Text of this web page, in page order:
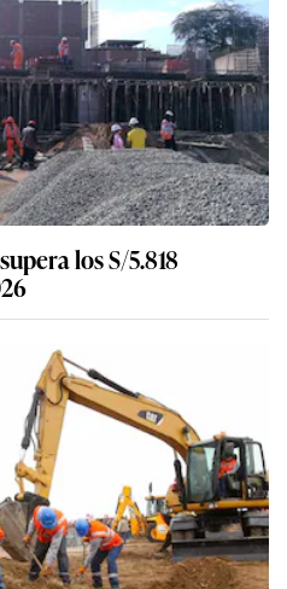
los S/5.818